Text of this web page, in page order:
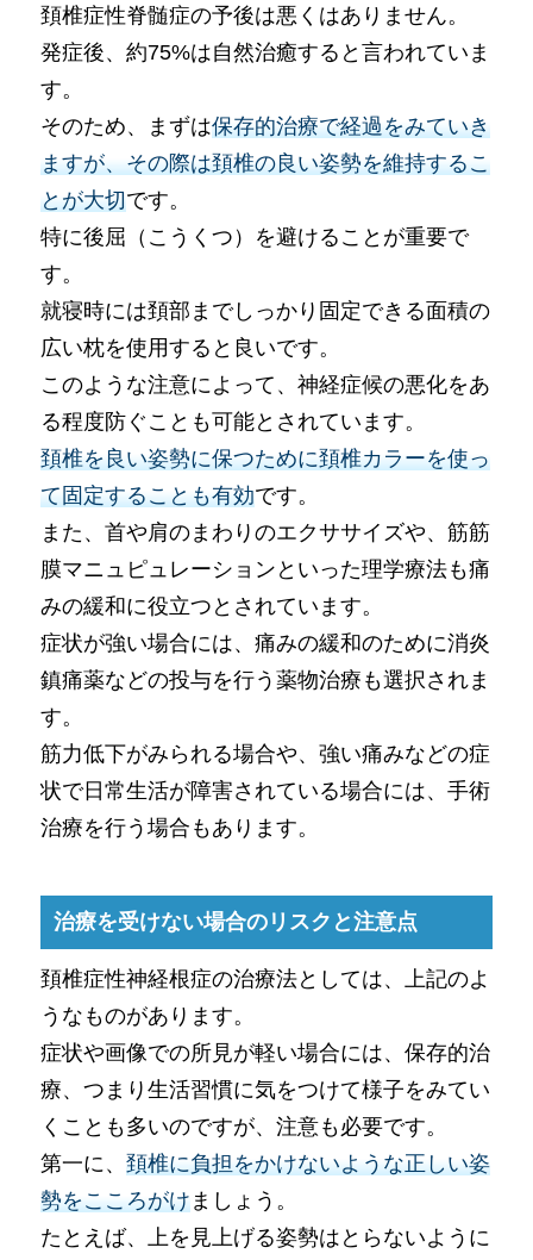
頚椎症性脊髄症の予後は悪くはありません。
発症後、約75%は自然治癒すると言われていま
す。
そのため、まずは保存的治療で経過をみていき
ますが、その際は頚椎の良い姿勢を維持するこ
とが大切です。
特に後屈（こうくつ）を避けることが重要で
す。
就寝時には頚部までしっかり固定できる面積の
広い枕を使用すると良いです。
このような注意によって、神経症候の悪化をあ
る程度防ぐことも可能とされています。
頚椎を良い姿勢に保つために頚椎カラーを使っ
て固定することも有効です。
また、首や肩のまわりのエクササイズや、筋筋
膜マニュピュレーションといった理学療法も痛
みの緩和に役立つとされています。
症状が強い場合には、痛みの緩和のために消炎
鎮痛薬などの投与を行う薬物治療も選択されま
す。
筋力低下がみられる場合や、強い痛みなどの症
状で日常生活が障害されている場合には、手術
治療を行う場合もあります。
治療を受けない場合のリスクと注意点
頚椎症性神経根症の治療法としては、上記のよ
うなものがあります。
症状や画像での所見が軽い場合には、保存的治
療、つまり生活習慣に気をつけて様子をみてい
くことも多いのですが、注意も必要です。
第一に、頚椎に負担をかけないような正しい姿
勢をこころがけ ましょう。
たとえば、上を見上げる姿勢はとらないように